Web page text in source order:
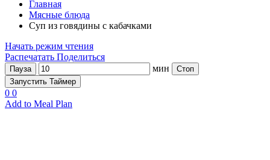
Главная
Мясные блюда
Суп из говядины с кабачками
Начать режим чтения
Распечатать Поделиться
Пауза мин
Стоп
Запустить Таймер
0 0
Add to Meal Plan